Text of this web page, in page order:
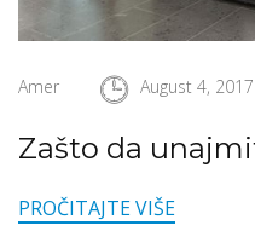
Amer August 4, 2017
Zašto da
PROČITAJTE VIŠE